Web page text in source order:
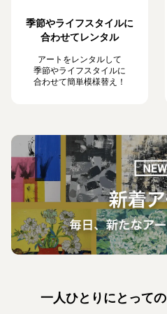
季節やライフスタイルに
合わせてレンタル
アートをレンタルして
季節やライフスタイルに
合わせて簡単模様替え！
一人ひとりにとっての